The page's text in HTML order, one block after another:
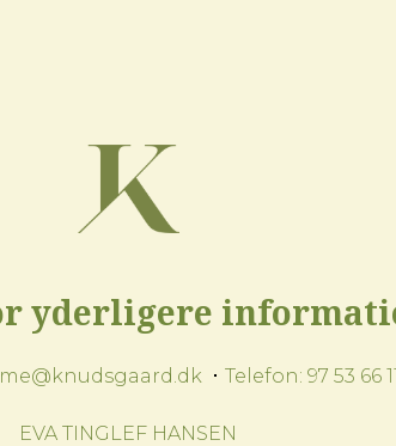
yderligere
Telefon: 97 53 66
EVA TINGLEF HANSEN